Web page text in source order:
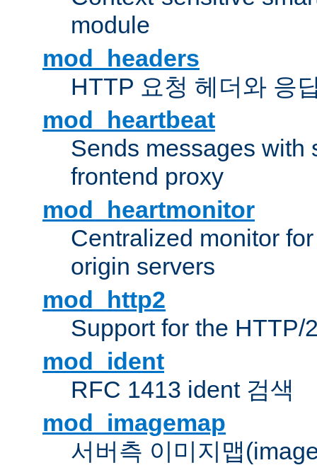
module
mod_headers
HTTP 요청 헤더와 응
mod_heartbeat
Sends messages with
frontend proxy
mod_heartmonitor
Centralized monitor
origin servers
mod_http2
Support for the HTTP/
mod_ident
RFC 1413 ident 검색
mod_imagemap
서버측 이미지맵